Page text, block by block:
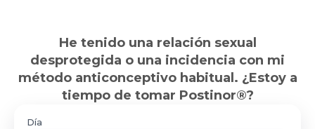
He tenido una relación sexual
desprotegida o una incidencia con mi
método anticonceptivo habitual. ¿Estoy a
tiempo de tomar Postinor®?
Día